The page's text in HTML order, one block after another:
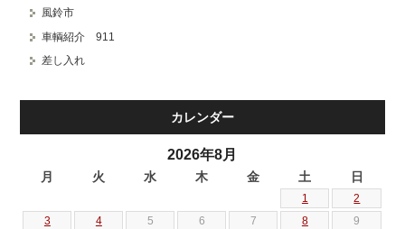
風鈴市
車輌紹介 911
差し入れ
カレンダー
2026年8月
月 火 水 木 金 土 日
1
2
3
4 5 6 7 8
9